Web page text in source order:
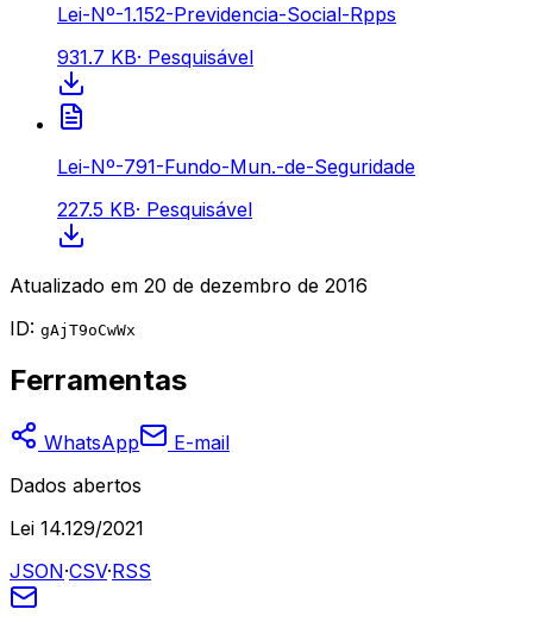
Lei-Nº-1.152-Previdencia-Social-Rpps
931.7 KB· Pesquisável
Lei-Nº-791-Fundo-Mun.-de-Seguridade
227.5 KB· Pesquisável
Atualizado em 20 de dezembro de 2016
ID: gAjT9oCwWx
Ferramentas
WhatsApp
E-mail
Dados abertos
Lei 14.129/2021
JSON·CSV·RSS